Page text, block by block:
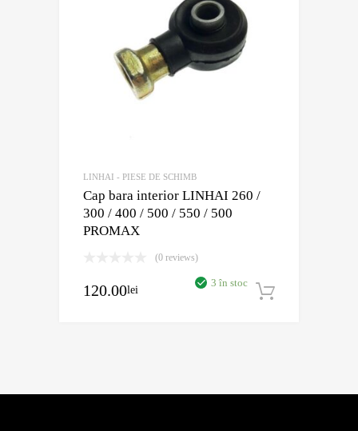
LINHAI - PIESE DE SCHIMB
Cap bara interior LINHAI 260 /
300 / 400 / 500 / 550 / 500
PROMAX
(0 reviews)
120.00lei
3 în stoc